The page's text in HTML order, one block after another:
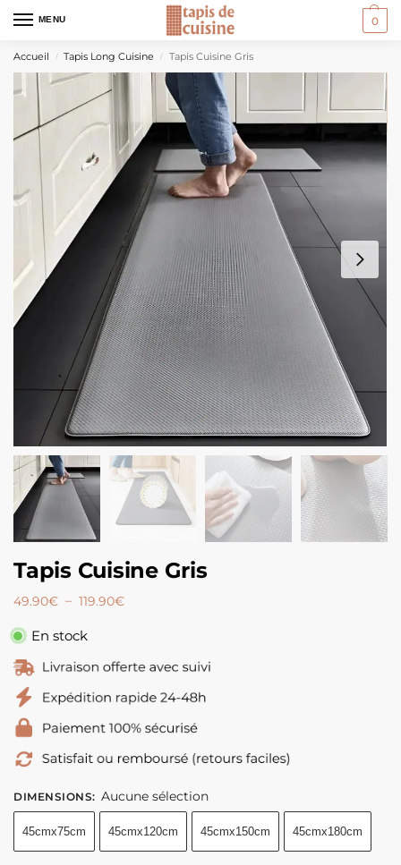
MENU 0
Accueil / Tapis Long Cuisine / Tapis Cuisine Gris
Tapis Cuisine Gris
49.90€ – 119.90€
En stock
DIMENSIONS: Aucune sélection
45cmx75cm 45cmx120cm 45cmx150cm 45cmx180cm